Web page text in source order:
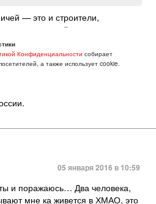
— это и строители,
и врачи и т.д. Все устроились
подавно не хотят. И не только
В целом (судя по статистике
— это город приезжих. И если бы
люди приезжали, создавали бы
уровень рождаемости в городе
05 января 2016 в 10:59
и поражаюсь… Два человека,
мне ка живется в ХМАО, это
Конфиденциальности собирает
а также использует cookie.